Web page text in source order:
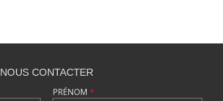
NOUS CONTACTER
PRÉNOM *